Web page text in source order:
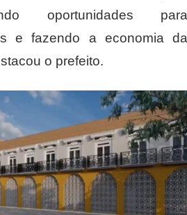
oportunidades para
e fazendo a economia da
o prefeito.